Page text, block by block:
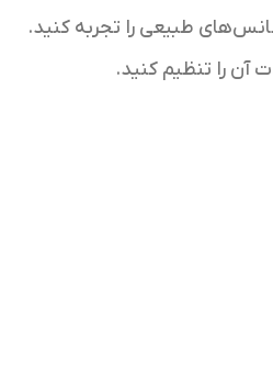
طبیعی را تجربه کنید.
آن را تنظیم کنید.